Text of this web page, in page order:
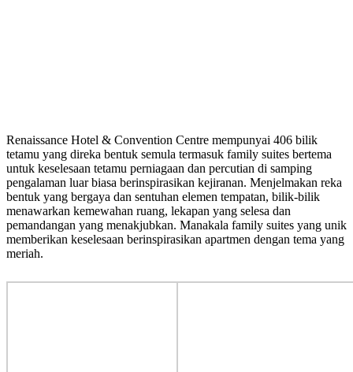
Renaissance Hotel & Convention Centre mempunyai 406 bilik
tetamu yang direka bentuk semula termasuk family suites bertema
untuk keselesaan tetamu perniagaan dan percutian di samping
pengalaman luar biasa berinspirasikan kejiranan. Menjelmakan reka
bentuk yang bergaya dan sentuhan elemen tempatan, bilik-bilik
menawarkan kemewahan ruang, lekapan yang selesa dan
pemandangan yang menakjubkan. Manakala family suites yang unik
memberikan keselesaan berinspirasikan apartmen dengan tema yang
meriah.